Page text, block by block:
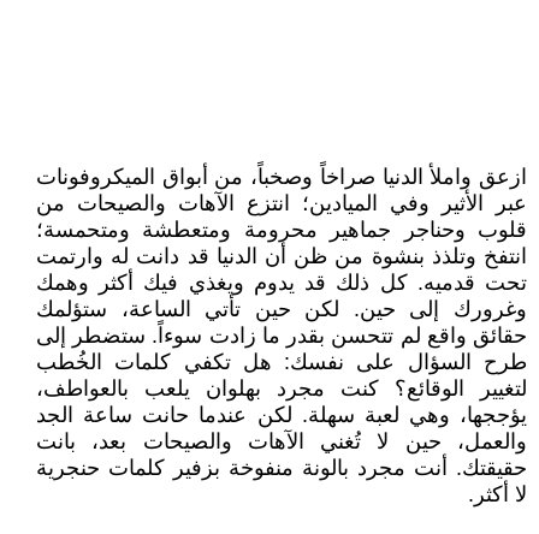
ازعق واملأ الدنيا صراخاً وصخباً، من أبواق الميكروفونات
عبر الأثير وفي الميادين؛ انتزع الآهات والصيحات من
قلوب وحناجر جماهير محرومة ومتعطشة ومتحمسة؛
انتفخ وتلذذ بنشوة من ظن أن الدنيا قد دانت له وارتمت
تحت قدميه. كل ذلك قد يدوم ويغذي فيك أكثر وهمك
وغرورك إلى حين. لكن حين تأتي الساعة، ستؤلمك
حقائق واقع لم تتحسن بقدر ما زادت سوءاً. ستضطر إلى
طرح السؤال على نفسك: هل تكفي كلمات الخُطب
لتغيير الوقائع؟ كنت مجرد بهلوان يلعب بالعواطف،
يؤججها، وهي لعبة سهلة. لكن عندما حانت ساعة الجد
والعمل، حين لا تُغني الآهات والصيحات بعد، بانت
حقيقتك. أنت مجرد بالونة منفوخة بزفير كلمات حنجرية
لا أكثر.